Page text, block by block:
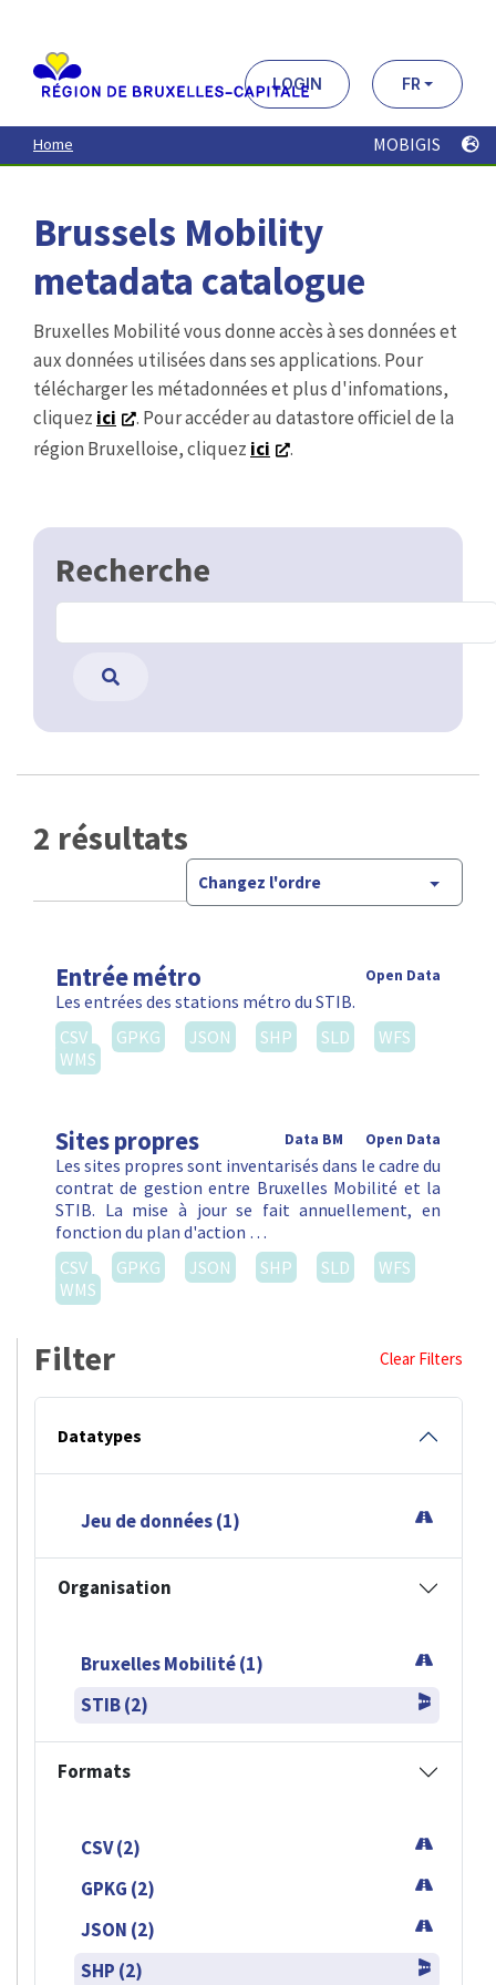
contenu
principal
LOGIN FR
Home MOBIGIS
Brussels Mobility
metadata catalogue
Bruxelles Mobilité vous donne accès à ses données et
aux données utilisées dans ses applications. Pour
télécharger les métadonnées et plus d'infomations,
cliquez ici
. Pour accéder au datastore officiel de la
région Bruxelloise, cliquez ici .
Recherche
2 résultats
Changez l'ordre
Entrée métro Open Data
Les entrées des stations métro du STIB.
CSV
GPKG JSON SHP SLD
WFS
WMS
Sites propres Open Data
Data BM
Les sites propres sont inventarisés dans le cadre du
contrat de gestion entre Bruxelles Mobilité et la
STIB. La mise à jour se fait annuellement, en
fonction du plan d'action …
CSV
GPKG JSON SHP SLD
WFS
WMS
Filter Clear Filters
Datatypes
Jeu de données (1)
Organisation
Bruxelles Mobilité (1)
STIB (2)
Formats
CSV (2)
GPKG (2)
JSON (2)
SHP (2)